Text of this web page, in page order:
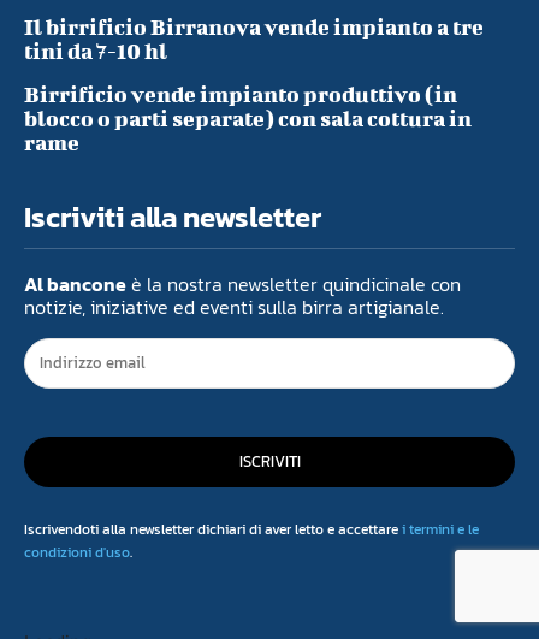
Il birrificio Birranova vende impianto a tre
tini da 7-10 hl
Birrificio vende impianto produttivo (in
blocco o parti separate) con sala cottura in
rame
Iscriviti alla newsletter
Al banconeè la nostra newsletter quindicinale con
notizie, iniziative ed eventi sulla birra artigianale.
ISCRIVITI
Iscrivendoti alla newsletter dichiari di aver letto e accettarei termini e le
condizioni d'uso.